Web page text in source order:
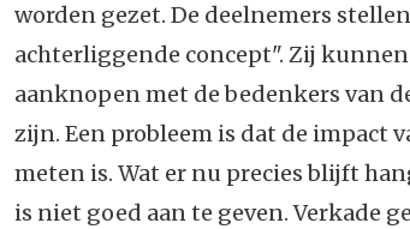
worden gezet. De deelnemers
achterliggende concept". Zij
aanknopen met de bedenkers van
zijn. Een probleem is dat de impact
meten is. Wat er nu precies blijft
is niet goed aan te geven. Verkade